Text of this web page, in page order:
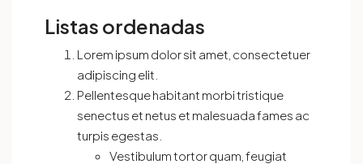
Listas ordenadas
Lorem ipsum dolor sit amet, consectetuer
adipiscing elit.
Pellentesque habitant morbi tristique
senectus et netus et malesuada fames ac
turpis egestas.
Vestibulum tortor quam, feugiat